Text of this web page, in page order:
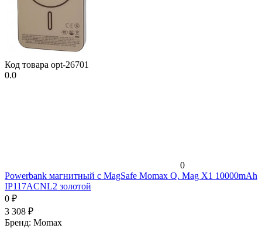
Код товара opt-26701
0.0
0
Powerbank магнитный с MagSafe Momax Q. Mag X1 10000mAh
IP117ACNL2 золотой
0 ₽
3 308 ₽
Бренд: Momax